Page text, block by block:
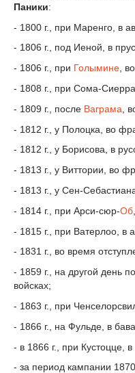
Паники:
- 1800 г., при Маренго, в
- 1806 г., под Иеной, в
- 1806 г., при Голымине ,
- 1808 г., при Сома-
- 1809 г., после Ваграма ,
- 1812 г., у Полоцка, во
- 1812 г., у Борисова, в
- 1813 г., у Виттории, во
- 1813 г., у Сен-
- 1814 г., при Арси-сюр-Об
- 1815 г., при Ватерлоо, в
- 1831 г., во время
- 1859 г., на другой день
войсках;
- 1863 г., при
- 1866 г., на Фульде, в
- в 1866 г., при Кустоцце, в
- за период кампании